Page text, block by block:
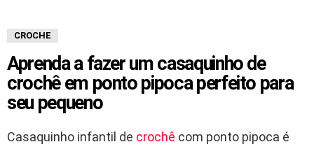
CROCHE
Aprenda a fazer um casaquinho de
crochê em ponto pipoca perfeito para
seu pequeno
Casaquinho infantil de crochê com ponto pipoca é